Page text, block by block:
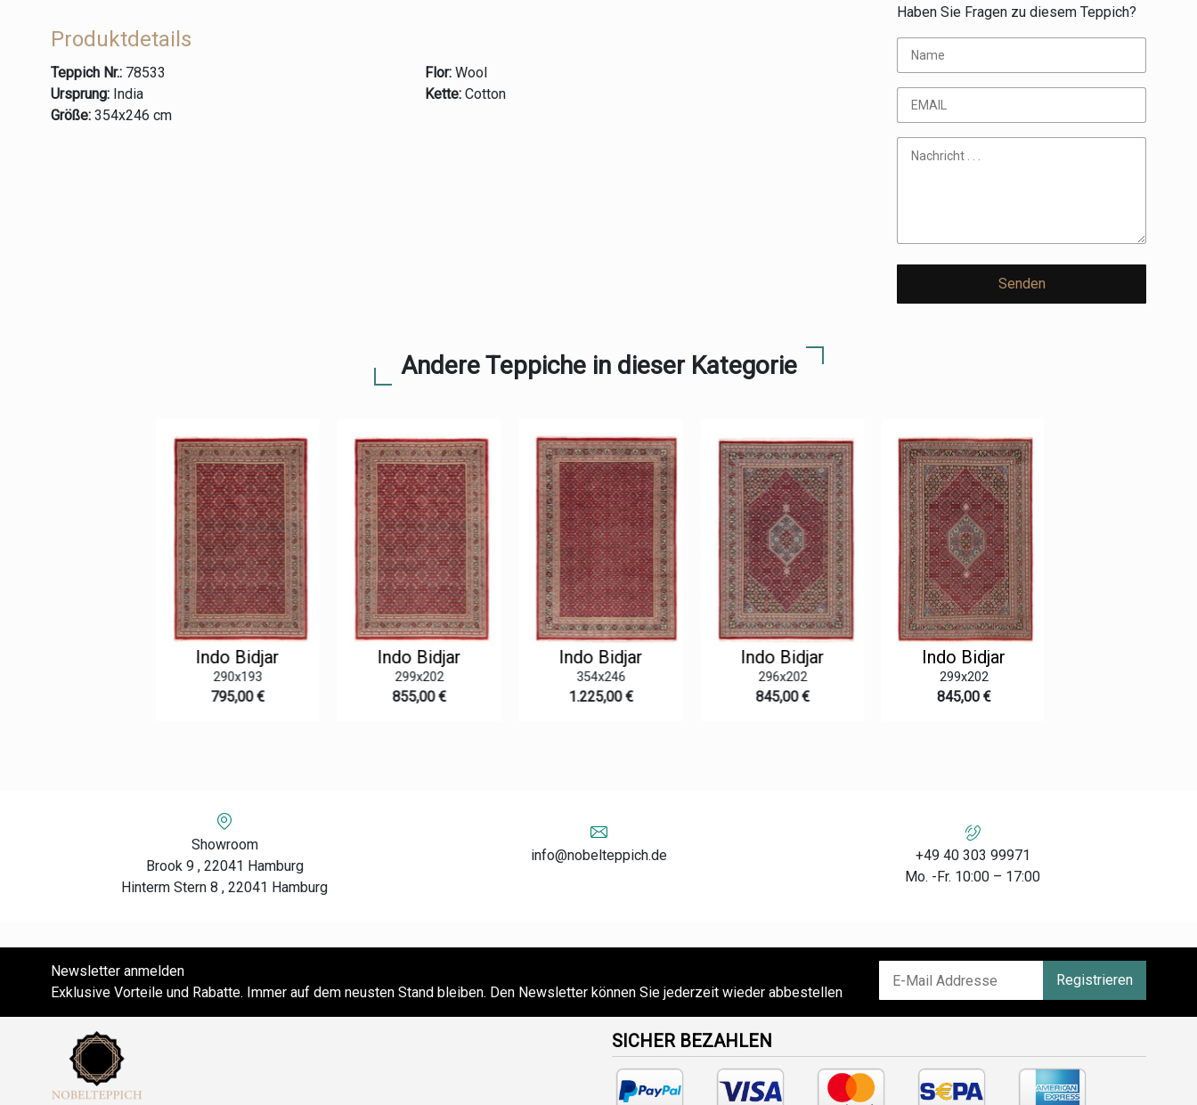
Produktdetails
Teppich Nr.: 78533
Ursprung: India
Größe: 354x246 cm
Flor: Wool
Kette: Cotton
Haben Sie Fragen zu diesem Teppich?
Senden
Andere Teppiche in dieser Kategorie
Indo Bidjar
290x193
795,00 €
Indo Bidjar
299x202
855,00 €
Indo Bidjar
354x246
1.225,00 €
Indo Bidjar
296x202
845,00 €
Indo Bidjar
299x202
845,00 €
Showroom
Brook 9 , 22041 Hamburg
Hinterm Stern 8 , 22041 Hamburg
info@nobelteppich.de
+49 40 303 99971
Mo. -Fr. 10:00 – 17:00
Newsletter anmelden
Exklusive Vorteile und Rabatte. Immer auf dem neusten Stand bleiben. Den Newsletter können Sie jederzeit wieder abbestellen
Registrieren
SICHER BEZAHLEN